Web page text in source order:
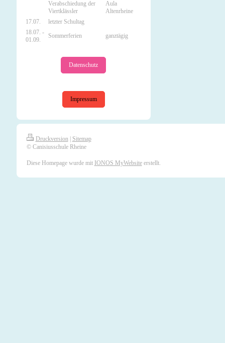
Verabschiedung der
Viertklässler
Aula
Altenrheine
17.07.
letzter Schultag
18.07. -
01.09.
Sommerferien ganztägig
Datenschutz
Impressum
Druckversion
Sitemap
© Canisiusschule Rheine
Diese Homepage wurde mit IONOS MyWebsiteerstellt.